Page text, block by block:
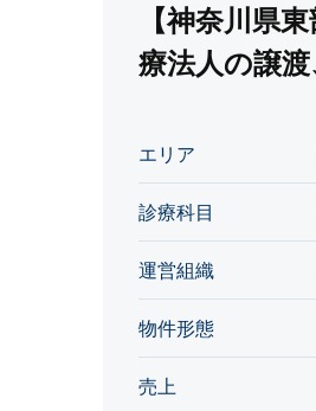
【神奈川県
療法人の譲
エリア
診療科目
運営組織
物件形態
売上